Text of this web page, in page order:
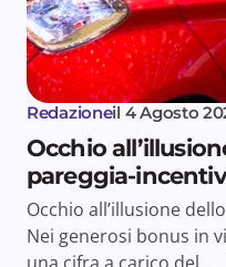
Redazioneil 4 Agosto
Occhio
pareggia-
Occhio all’illusione
Nei generosi bonus in